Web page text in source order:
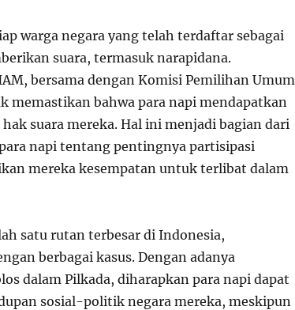
warga negara yang telah terdaftar sebagai
suara, termasuk narapidana.
bersama dengan Komisi Pemilihan Umum
memastikan bahwa para napi mendapatkan
suara mereka. Hal ini menjadi bagian dari
napi tentang pentingnya partisipasi
mereka kesempatan untuk terlibat dalam
satu rutan terbesar di Indonesia,
berbagai kasus. Dengan adanya
dalam Pilkada, diharapkan para napi dapat
sosial-politik negara mereka, meskipun